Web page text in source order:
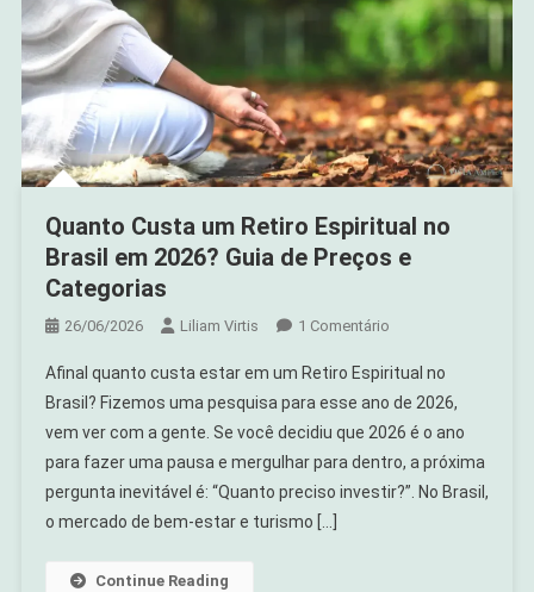
Quanto Custa um Retiro Espiritual no
Brasil em 2026? Guia de Preços e
Categorias
26/06/2026 Liliam Virtis 1 ComentárioEm
Custa
Um
Retiro
Espiritual
No
Afinal quanto custa estar em um Retiro Espiritual no
Brasil? Fizemos uma pesquisa para esse ano de 2026,
vem ver com a gente. Se você decidiu que 2026 é o ano
para fazer uma pausa e mergulhar para dentro, a próxima
pergunta inevitável é: “Quanto preciso investir?”. No Brasil,
o mercado de bem-estar e turismo […]
Continue Reading